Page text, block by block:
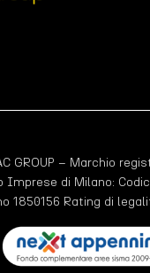
GROUP – Marchio
Imprese di Milano:
1850156 Rating di